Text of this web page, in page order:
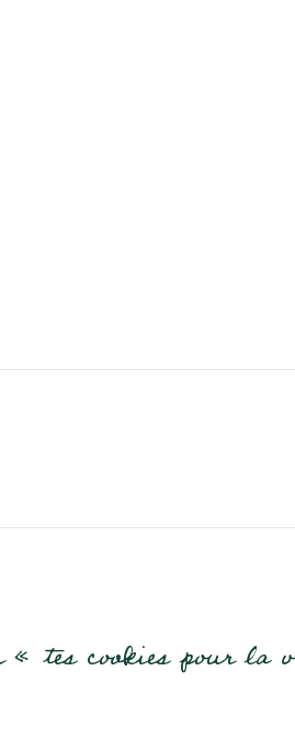
« tes cookies pour la